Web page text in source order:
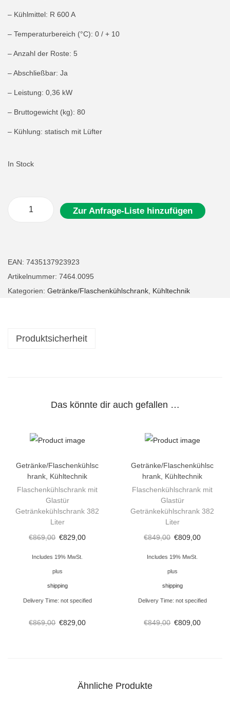
– Kühlmittel: R 600 A
– Temperaturbereich (°C): 0 / + 10
– Anzahl der Roste: 5
– Abschließbar: Ja
– Leistung: 0,36 kW
– Bruttogewicht (kg): 80
– Kühlung: statisch mit Lüfter
In Stock
s
c
h
r
k
m
a
ü
r
Zur Anfrage-Liste hinzufügen
EAN: 7435137923923
Artikelnummer: 7464.0095
Kategorien: Getränke/Flaschenkühlschrank Kühltechnik
Produktsicherheit
Das könnte dir auch gefallen …
Getränke/Flaschenkühlsc
hrank, Kühltechnik
Flaschenkühlschrank mit
Glastür
Getränkekühlschrank 382
Liter
€869,00 €829,00
Includes 19% MwSt.
plus
shipping
Delivery Time: not specified
€869,00 €829,00
Getränke/Flaschenkühlsc
hrank, Kühltechnik
Flaschenkühlschrank mit
Glastür
Getränkekühlschrank 382
Liter
€849,00 €809,00
Includes 19% MwSt.
plus
shipping
Delivery Time: not specified
€849,00 €809,00
Ähnliche Produkte